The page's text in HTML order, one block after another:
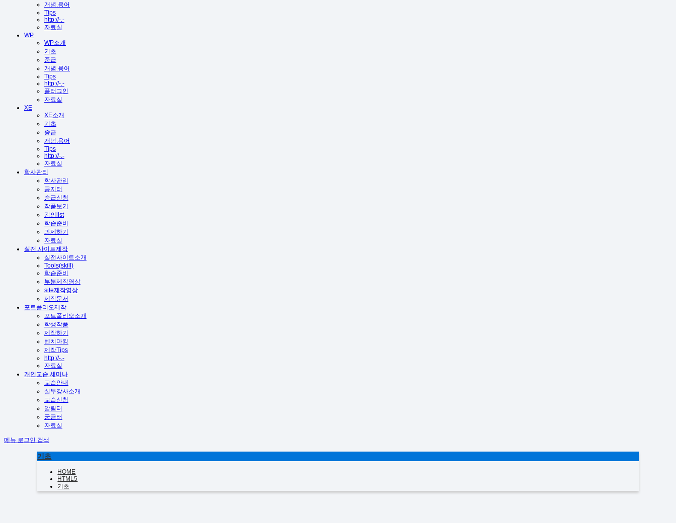
개념.용어
Tips
http://-.-
자료실
WP
WP소개
기초
중급
개념.용어
Tips
http://-.-
플러그인
자료실
XE
XE소개
기초
중급
개념.용어
Tips
http://-.-
자료실
학사관리
학사관리
공지터
승급신청
작품보기
강의list
학습준비
과제하기
자료실
실전.사이트제작
실전사이트소개
Tools(skill)
학습준비
부분제작영상
site제작영상
제작문서
포트폴리오제작
포트폴리오소개
학생작품
제작하기
벤치마킹
제작Tips
http://-.-
자료실
개인교습.세미나
교습안내
실무강사소개
교습신청
알림터
궁금터
자료실
메뉴 로그인 검색
기초
HOME
HTML5
기초